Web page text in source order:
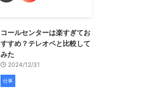
コールセンターは楽すぎてお
すすめ？テレオペと比較して
みた
2024/12/31
仕事